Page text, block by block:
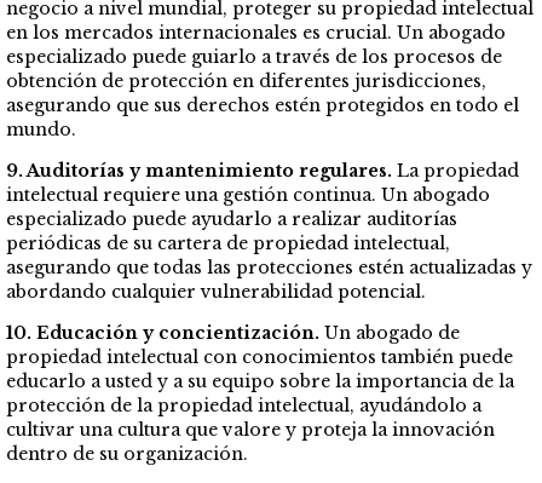
negocio a nivel mundial, proteger su propiedad intelectual
en los mercados internacionales es crucial. Un abogado
especializado puede guiarlo a través de los procesos de
obtención de protección en diferentes jurisdicciones,
asegurando que sus derechos estén protegidos en todo el
mundo.
9. Auditorías y mantenimiento regulares. La propiedad
intelectual requiere una gestión continua. Un abogado
especializado puede ayudarlo a realizar auditorías
periódicas de su cartera de propiedad intelectual,
asegurando que todas las protecciones estén actualizadas y
abordando cualquier vulnerabilidad potencial.
10. Educación y concientización. Un abogado de
propiedad intelectual con conocimientos también puede
educarlo a usted y a su equipo sobre la importancia de la
protección de la propiedad intelectual, ayudándolo a
cultivar una cultura que valore y proteja la innovación
dentro de su organización.